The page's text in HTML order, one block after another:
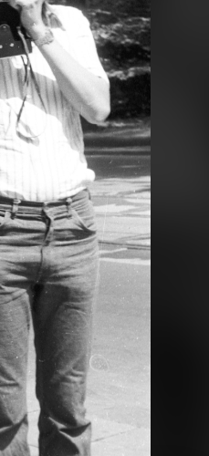
VIII.
A felvétel a Cséplő Gyuri című film forgatásakor készült.
készült.
1976 · Németfalu